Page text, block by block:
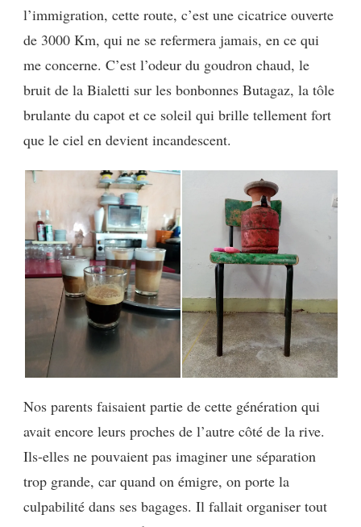
l’immigration, cette route, c’est une cicatrice ouverte
de 3000 Km, qui ne se refermera jamais, en ce qui
me concerne. C’est l’odeur du goudron chaud, le
bruit de la Bialetti sur les bonbonnes Butagaz, la tôle
brulante du capot et ce soleil qui brille tellement fort
que le ciel en devient incandescent.
Nos parents faisaient partie de cette génération qui
avait encore leurs proches de l’autre côté de la rive.
Ils-elles ne pouvaient pas imaginer une séparation
trop grande, car quand on émigre, on porte la
culpabilité dans ses bagages. Il fallait organiser tout